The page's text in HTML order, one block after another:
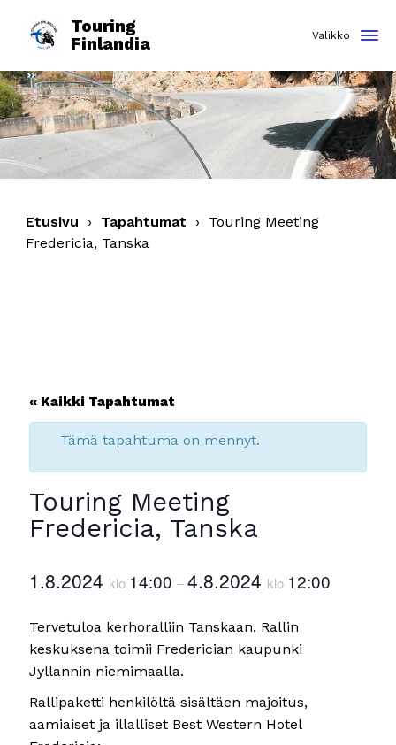
Touring
Finlandia
Etusivu › Tapahtumat › Touring Meeting
Fredericia, Tanska
« Kaikki Tapahtumat
Tämä tapahtuma on mennyt.
Touring Meeting
Fredericia, Tanska
1.8.2024 klo 14:00–4.8.2024 klo 12:00
Tervetuloa kerhoralliin Tanskaan. Rallin
keskuksena toimii Frederician kaupunki
Jyllannin niemimaalla.
Rallipaketti henkilöltä sisältäen majoitus,
aamiaiset ja illalliset Best Western Hotel